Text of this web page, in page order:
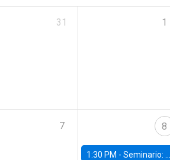
31 1
7 8
1:30 PM -Seminario: “Recuperando la humanidad para progresar en la era de la IA»